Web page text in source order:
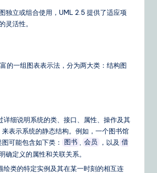
独立或组合使用，UML 2.5 提供了适应项
灵活性。
的一组图表表示法，分为两大类：结构图
详细说明系统的类、接口、属性、操作及其
来表示系统的静态结构。例如，一个图书馆
可能包含如下类：
图书 会员 ，以及 借
确定义的属性和关联关系。
绘类的特定实例及其在某一时刻的相互连